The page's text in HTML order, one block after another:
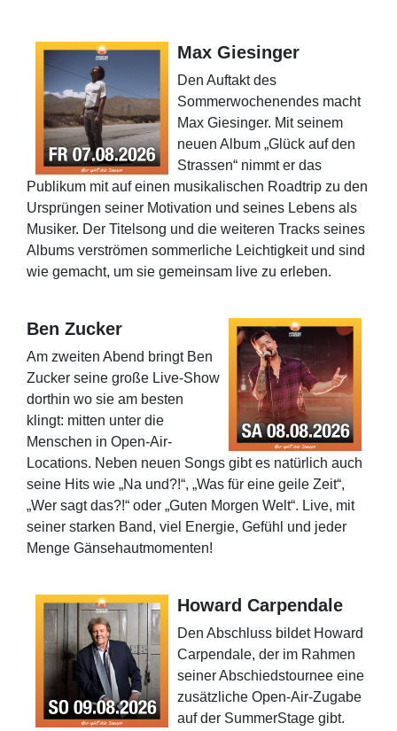
Max Giesinger
Den Auftakt des
Sommerwochenendes macht
Max Giesinger. Mit seinem
neuen Album „Glück auf den
Strassen“ nimmt er das
Publikum mit auf einen musikalischen Roadtrip zu den
Ursprüngen seiner Motivation und seines Lebens als
Musiker. Der Titelsong und die weiteren Tracks seines
Albums verströmen sommerliche Leichtigkeit und sind
wie gemacht, um sie gemeinsam live zu erleben.
Ben Zucker
Am zweiten Abend bringt Ben
Zucker seine große Live-Show
dorthin wo sie am besten
klingt: mitten unter die
Menschen in Open-Air-
Locations. Neben neuen Songs gibt es natürlich auch
seine Hits wie „Na und?!“, „Was für eine geile Zeit“,
„Wer sagt das?!“ oder „Guten Morgen Welt“. Live, mit
seiner starken Band, viel Energie, Gefühl und jeder
Menge Gänsehautmomenten!
Howard Carpendale
Den Abschluss bildet Howard
Carpendale, der im Rahmen
seiner Abschiedstournee eine
zusätzliche Open-Air-Zugabe
auf der SummerStage gibt.